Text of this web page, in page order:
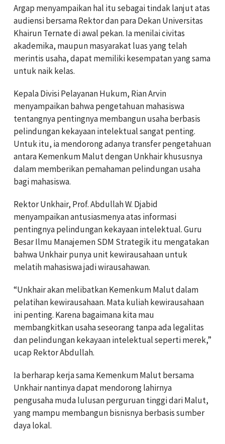
Argap menyampaikan hal itu sebagai tindak lanjut atas
audiensi bersama Rektor dan para Dekan Universitas
Khairun Ternate di awal pekan. Ia menilai civitas
akademika, maupun masyarakat luas yang telah
merintis usaha, dapat memiliki kesempatan yang sama
untuk naik kelas.
Kepala Divisi Pelayanan Hukum, Rian Arvin
menyampaikan bahwa pengetahuan mahasiswa
tentangnya pentingnya membangun usaha berbasis
pelindungan kekayaan intelektual sangat penting.
Untuk itu, ia mendorong adanya transfer pengetahuan
antara Kemenkum Malut dengan Unkhair khususnya
dalam memberikan pemahaman pelindungan usaha
bagi mahasiswa.
Rektor Unkhair, Prof. Abdullah W. Djabid
menyampaikan antusiasmenya atas informasi
pentingnya pelindungan kekayaan intelektual. Guru
Besar Ilmu Manajemen SDM Strategik itu mengatakan
bahwa Unkhair punya unit kewirausahaan untuk
melatih mahasiswa jadi wirausahawan.
“Unkhair akan melibatkan Kemenkum Malut dalam
pelatihan kewirausahaan. Mata kuliah kewirausahaan
ini penting. Karena bagaimana kita mau
membangkitkan usaha seseorang tanpa ada legalitas
dan pelindungan kekayaan intelektual seperti merek,”
ucap Rektor Abdullah.
Ia berharap kerja sama Kemenkum Malut bersama
Unkhair nantinya dapat mendorong lahirnya
pengusaha muda lulusan perguruan tinggi dari Malut,
yang mampu membangun bisnisnya berbasis sumber
daya lokal.